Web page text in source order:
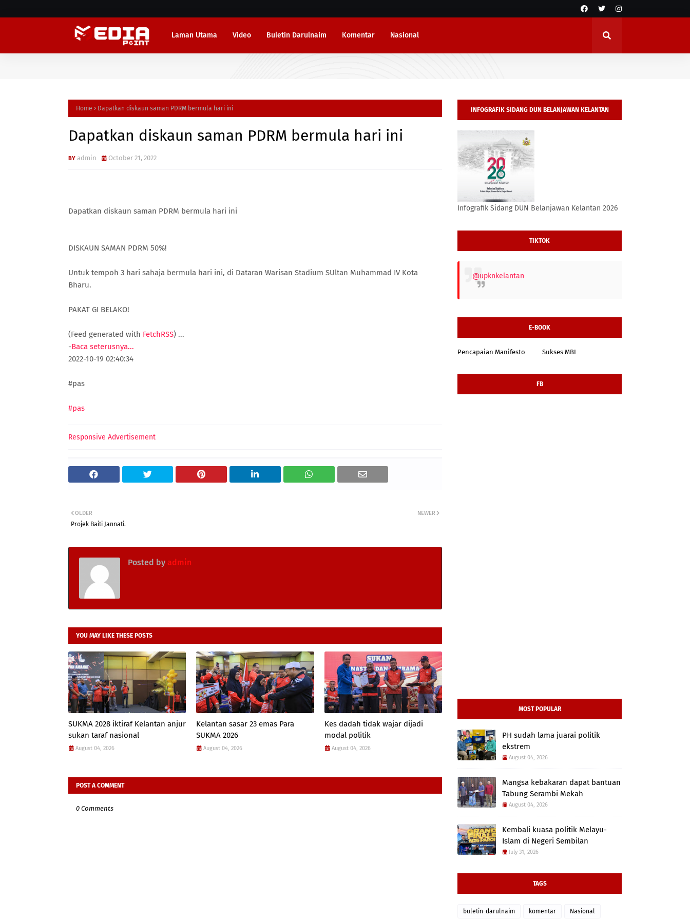
Laman Utama Video Buletin Darulnaim Komentar Nasional
Home Dapatkan diskaun saman PDRM bermula hari ini
Dapatkan diskaun saman PDRM bermula hari ini
admin October 21, 2022
Dapatkan diskaun saman PDRM bermula hari ini
DISKAUN SAMAN PDRM 50%!
Untuk tempoh 3 hari sahaja bermula hari ini, di Dataran Warisan Stadium SUltan Muhammad IV Kota
Bharu.
PAKAT GI BELAKO!
(Feed generated with FetchRSS) ...
-Baca seterusnya...
2022-10-19 02:40:34
#pas
#pas
Responsive Advertisement
NEWER
OLDER
Projek Baiti Jannati.
Posted by admin
YOU MAY LIKE THESE POSTS
SUKMA 2028 iktiraf Kelantan anjur
sukan taraf nasional
August 04, 2026
Kelantan sasar 23 emas Para
SUKMA 2026
August 04, 2026
Kes dadah tidak wajar dijadi
modal politik
August 04, 2026
POST A COMMENT
0 Comments
INFOGRAFIK SIDANG DUN BELANJAWAN KELANTAN
2026
Infografik Sidang DUN Belanjawan Kelantan 2026
TIKTOK
@upknkelantan
E-BOOK
Pencapaian Manifesto Sukses MBI
FB
MOST POPULAR
PH sudah lama juarai politik
ekstrem
August 04, 2026
Mangsa kebakaran dapat bantuan
Tabung Serambi Mekah
August 04, 2026
Kembali kuasa politik Melayu-
Islam di Negeri Sembilan
July 31, 2026
TAGS
buletin-darulnaim komentar Nasional